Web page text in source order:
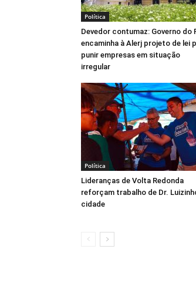
Política
Devedor contumaz: Governo do
encaminha à Alerj projeto de lei
punir empresas em situação
irregular
Política
Lideranças de Volta Redonda
reforçam trabalho de Dr.
cidade